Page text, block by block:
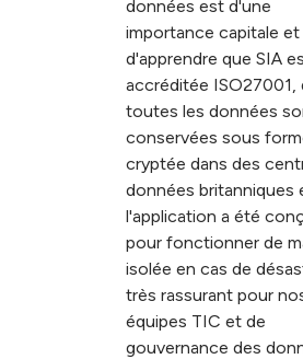
données est d'une
importance capitale
d'apprendre que SIA
accréditée ISO27001,
toutes les données
conservées sous
cryptée dans des
données britanniques
l'application a été
pour fonctionner de
isolée en cas de
très rassurant pour
équipes TIC et de
gouvernance des